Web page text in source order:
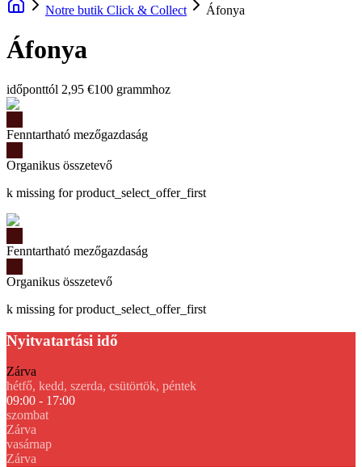
Notre butik Click & Collect Áfonya
Áfonya
időponttól 2,95 €100 grammhoz
Fenntartható mezőgazdaság
Organikus összetevő
k missing for product_select_offer_first
Fenntartható mezőgazdaság
Organikus összetevő
k missing for product_select_offer_first
Nyitvatartási idő
Zárva
hétfő, kedd, szerda, csütörtök, péntek
09:00 - 17:00
szombat
Zárva
vasárnap
Zárva